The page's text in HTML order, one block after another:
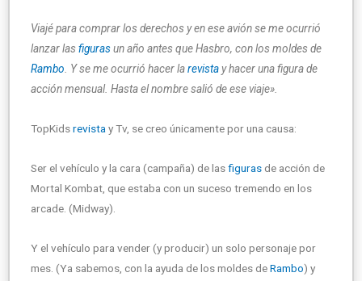
Viajé para comprar los derechos y en ese avión se me ocurrió
lanzar las figurasun año antes que Hasbro, con los moldes de
Rambo. Y se me ocurrió hacer larevistay hacer una figura de
acción mensual. Hasta el nombre salió de ese viaje».
TopKidsrevistay Tv, se creo únicamente por una causa:
Ser el vehículo y la cara (campaña) de lasfigurasde acción de
Mortal Kombat, que estaba con un suceso tremendo en los
arcade. (Midway).
Y el vehículo para vender (y producir) un solo personaje por
mes. (Ya sabemos, con la ayuda de los moldes deRambo) y